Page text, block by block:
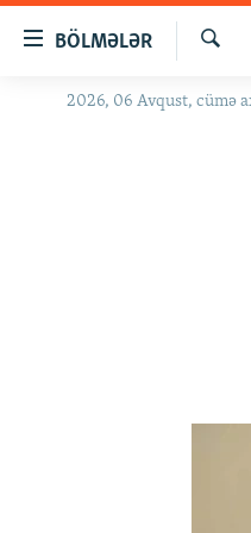
BÖLMƏLƏR
GÜNDƏM
Axtar
2026, 06 Avqust, cümə